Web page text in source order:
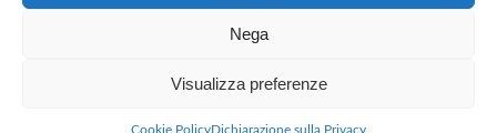
Nega
Visualizza preferenze
Cookie PolicyDichiarazione sulla Privacy
Cookie PolicyDichiarazione sulla Privacy